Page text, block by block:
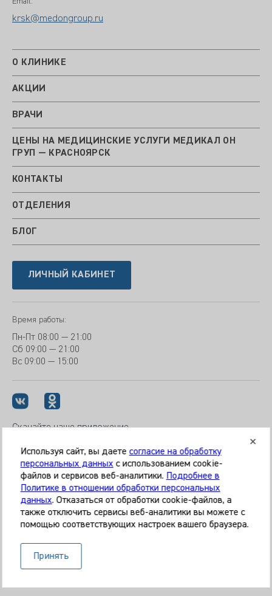
krsk@medongroup.ru
О КЛИНИКЕ
АКЦИИ
ВРАЧИ
ЦЕНЫ НА МЕДИЦИНСКИЕ УСЛУГИ МЕДИКАЛ ОН
ГРУП — КРАСНОЯРСК
КОНТАКТЫ
ОТДЕЛЕНИЯ
БЛОГ
ЛИЧНЫЙ КАБИНЕТ
Время работы:
Пн-Пт 08:00 — 21:00
Сб 09:00 — 21:00
Вс 09:00 — 15:00
Скачайте наше приложение
© 2026 Клиника «МЕДИКАЛ ОН ГРУП»
Все права защищены
Информация, представленная на сайте, является
постановки диагноза, назначения лечения. Необходима
очная консультация специалиста. Используя данный сайт,
вы даёте согласие на обработку ваших данных сервисом
Используя сайт, вы даете согласие на обработку
персональных данныхс использованием cookie-
файлов и сервисов веб-аналитики. Подробнее в
Политике в отношении обработки персональных
данных. Отказаться от обработки cookie-файлов, а
также отключить сервисы веб-аналитики вы можете с
помощью соответствующих настроек вашего браузера.
Принять